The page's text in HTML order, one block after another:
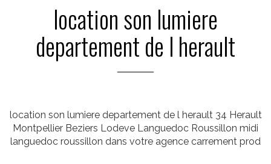
location son lumiere
departement de l herault
location son lumiere departement de l herault 34 Herault
Montpellier Beziers Lodeve Languedoc Roussillon midi
languedoc roussillon dans votre agence carrement prod